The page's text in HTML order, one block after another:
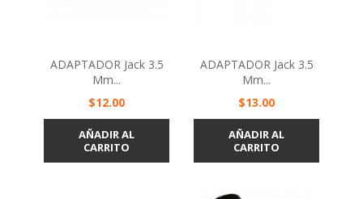
ADAPTADOR Jack 3.5
Mm...
Precio
$12.00
AÑADIR AL
CARRITO
ADAPTADOR Jack 3.5
Mm...
Precio
$13.00
AÑADIR AL
CARRITO